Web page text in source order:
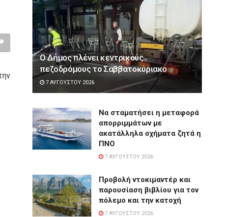
Ο Δήμος πλένει κεντρικούς
πεζοδρόμους το Σαββατοκύριακο
7 ΑΥΓΟΎΣΤΟΥ 2026
Να σταματήσει η μεταφορά
απορριμμάτων με
ακατάλληλα οχήματα ζητά η
ΠΝΟ
7 ΑΥΓΟΎΣΤΟΥ 2026
Προβολή ντοκιμαντέρ και
παρουσίαση βιβλίου για τον
πόλεμο και την κατοχή
7 ΑΥΓΟΎΣΤΟΥ 2026